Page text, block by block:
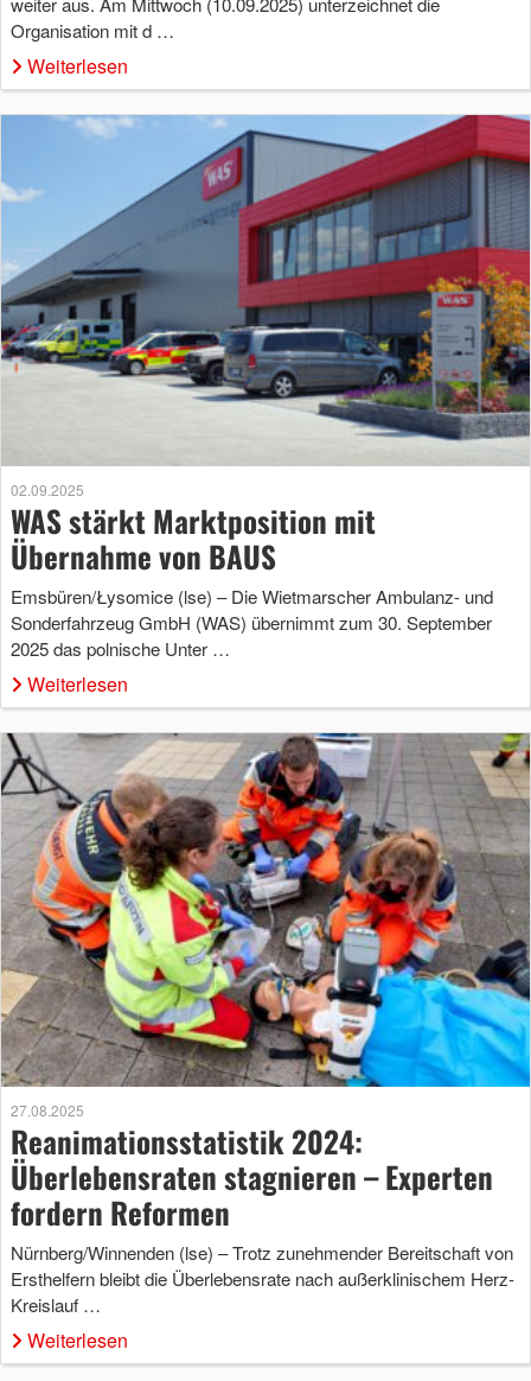
Organisation mit d …
Weiterlesen
02.09.2025
WAS stärkt Marktposition mit
Übernahme von BAUS
Emsbüren/Łysomice (lse) – Die Wietmarscher Ambulanz- und
Sonderfahrzeug GmbH (WAS) übernimmt zum 30. September
2025 das polnische Unter …
Weiterlesen
27.08.2025
Reanimationsstatistik 2024:
Überlebensraten stagnieren – Experten
fordern Reformen
Nürnberg/Winnenden (lse) – Trotz zunehmender Bereitschaft von
Ersthelfern bleibt die Überlebensrate nach außerklinischem Herz-
Kreislauf …
Weiterlesen